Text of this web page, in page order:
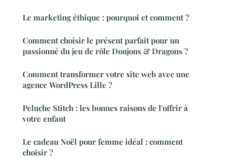
Le marketing éthique : pourquoi et comment ?
Comment choisir le présent parfait pour un
passionné du jeu de rôle Donjons & Dragons ?
Comment transformer votre site web avec une
agence WordPress Lille ?
Peluche Stitch : les bonnes raisons de l'offrir à
votre enfant
Le cadeau Noël pour femme idéal : comment
choisir ?